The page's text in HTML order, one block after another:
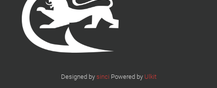
Designed by sinci Powered by Ulkit